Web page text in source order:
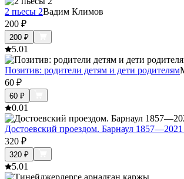
2 пьесы 2Вадим Климов
200 ₽
200 ₽
5.01
Позитив: родители детям и дети родителям
60 ₽
60 ₽
0.01
Достоевский проездом. Барнаул 1857—2021
320 ₽
320 ₽
5.01